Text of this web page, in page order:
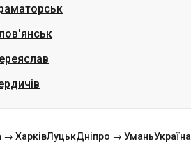
→ ХарківЛуцькДніпро → УманьУкраїна